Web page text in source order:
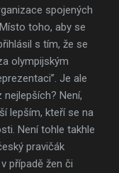
spojených
toho, aby se
s tím, že se
olympijským
Je ale
Není,
lepším, kteří se na
Není tohle takhle
pravičák
případě žen či